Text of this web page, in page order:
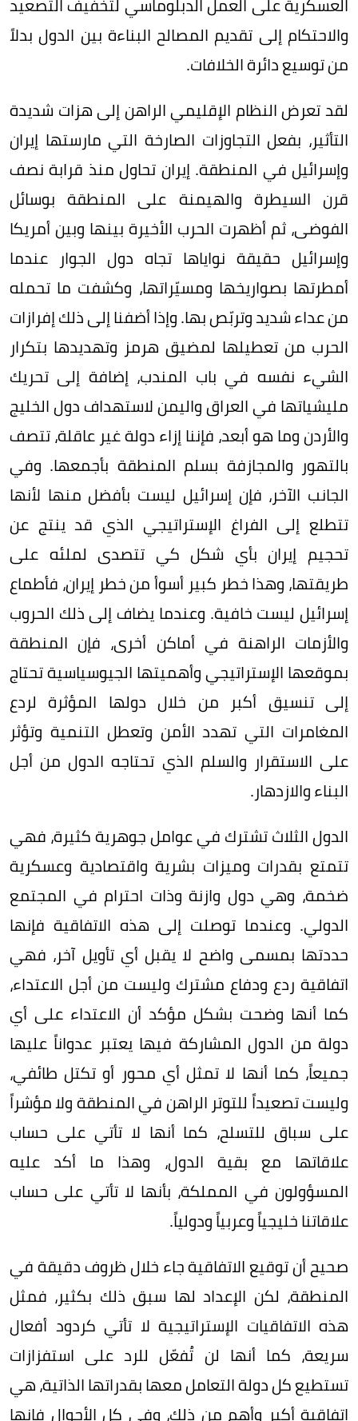
والاحتكام إلى تقديم المصالح البناءة بين الدول بدلاً
من توسيع دائرة الخلافات.
لقد تعرض النظام الإقليمي الراهن إلى هزات شديدة
التأثير، بفعل التجاوزات الصارخة التي مارستها إيران
وإسرائيل في المنطقة. إيران تحاول منذ قرابة نصف
قرن السيطرة والهيمنة على المنطقة بوسائل
الفوضى، ثم أظهرت الحرب الأخيرة بينها وبين أمريكا
وإسرائيل حقيقة نواياها تجاه دول الجوار عندما
أمطرتها بصواريخها ومسيّراتها، وكشفت ما تحمله
من عداء شديد وتربّص بها. وإذا أضفنا إلى ذلك إفرازات
الحرب من تعطيلها لمضيق هرمز وتهديدها بتكرار
الشيء نفسه في باب المندب، إضافة إلى تحريك
مليشياتها في العراق واليمن لاستهداف دول الخليج
والأردن وما هو أبعد، فإننا إزاء دولة غير عاقلة، تتصف
بالتهور والمجازفة بسلم المنطقة بأجمعها. وفي
الجانب الآخر، فإن إسرائيل ليست بأفضل منها لأنها
تتطلع إلى الفراغ الإستراتيجي الذي قد ينتج عن
تحجيم إيران بأي شكل كي تتصدى لملئه على
طريقتها، وهذا خطر كبير أسوأ من خطر إيران، فأطماع
إسرائيل ليست خافية. وعندما يضاف إلى ذلك الحروب
والأزمات الراهنة في أماكن أخرى، فإن المنطقة
بموقعها الإستراتيجي وأهميتها الجيوسياسية تحتاج
إلى تنسيق أكبر من خلال دولها المؤثرة لردع
المغامرات التي تهدد الأمن وتعطل التنمية وتؤثر
على الاستقرار والسلم الذي تحتاجه الدول من أجل
البناء والازدهار.
الدول الثلاث تشترك في عوامل جوهرية كثيرة، فهي
تتمتع بقدرات وميزات بشرية واقتصادية وعسكرية
ضخمة، وهي دول وازنة وذات احترام في المجتمع
الدولي. وعندما توصلت إلى هذه الاتفاقية فإنها
حددتها بمسمى واضح لا يقبل أي تأويل آخر، فهي
اتفاقية ردع ودفاع مشترك وليست من أجل الاعتداء،
كما أنها وضحت بشكل مؤكد أن الاعتداء على أي
دولة من الدول المشاركة فيها يعتبر عدواناً عليها
جميعاً، كما أنها لا تمثل أي محور أو تكتل طائفي،
وليست تصعيداً للتوتر الراهن في المنطقة ولا مؤشراً
على سباق للتسلح، كما أنها لا تأتي على حساب
علاقاتها مع بقية الدول، وهذا ما أكد عليه
المسؤولون في المملكة، بأنها لا تأتي على حساب
علاقاتنا خليجياً وعربياً ودولياً.
صحيح أن توقيع الاتفاقية جاء خلال ظروف دقيقة في
المنطقة، لكن الإعداد لها سبق ذلك بكثير، فمثل
هذه الاتفاقيات الإستراتيجية لا تأتي كردود أفعال
سريعة، كما أنها لن تُفعّل للرد على استفزازات
تستطيع كل دولة التعامل معها بقدراتها الذاتية، هي
اتفاقية أكبر وأهم من ذلك، وفي كل الأحوال فإنها